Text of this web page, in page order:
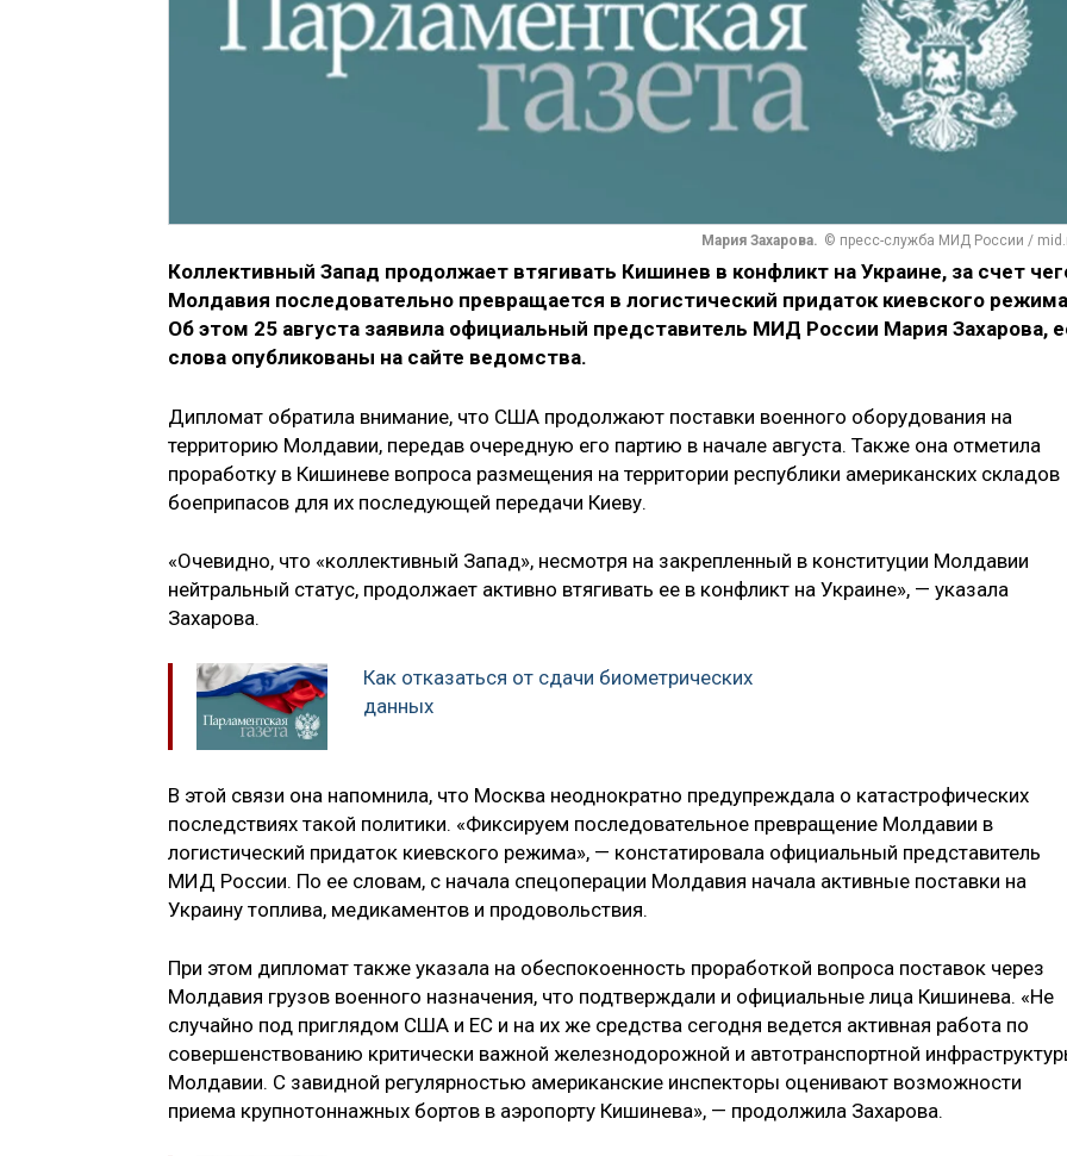
Мария Захарова. © пресс-служба МИД России /
Коллективный Запад продолжает втягивать Кишинев в конфликт на Украине, за счет
Молдавия последовательно превращается в логистический придаток киевского
Об этом 25 августа заявила официальный представитель МИД России Мария Захарова,
слова опубликованы на сайте ведомства.
Дипломат обратила внимание, что США продолжают поставки военного оборудования на
территорию Молдавии, передав очередную его партию в начале августа. Также она отметила
проработку в Кишиневе вопроса размещения на территории республики американских складов
боеприпасов для их последующей передачи Киеву.
«Очевидно, что «коллективный Запад», несмотря на закрепленный в конституции Молдавии
нейтральный статус, продолжает активно втягивать ее в конфликт на Украине», — указала
Захарова.
Как отказаться от сдачи биометрических
данных
В этой связи она напомнила, что Москва неоднократно предупреждала о катастрофических
последствиях такой политики. «Фиксируем последовательное превращение Молдавии в
логистический придаток киевского режима», — констатировала официальный представитель
МИД России. По ее словам, с начала спецоперации Молдавия начала активные поставки на
Украину топлива, медикаментов и продовольствия.
При этом дипломат также указала на обеспокоенность проработкой вопроса поставок через
Молдавия грузов военного назначения, что подтверждали и официальные лица Кишинева. «He
случайно под приглядом США и EC и на их же средства сегодня ведется активная работа по
совершенствованию критически важной железнодорожной и автотранспортной
Молдавии. С завидной регулярностью американские инспекторы оценивают возможности
приема крупнотоннажных бортов в аэропорту Кишинева», — продолжила Захарова.